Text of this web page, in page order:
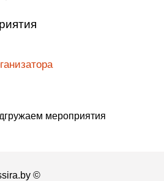
мероприятия
©